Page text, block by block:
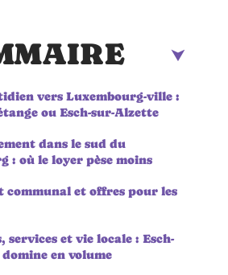
vers Luxembourg-ville :
ou Esch-sur-Alzette
dans le sud du
: où le loyer pèse moins
communal et offres pour les
services et vie locale : Esch-
en volume